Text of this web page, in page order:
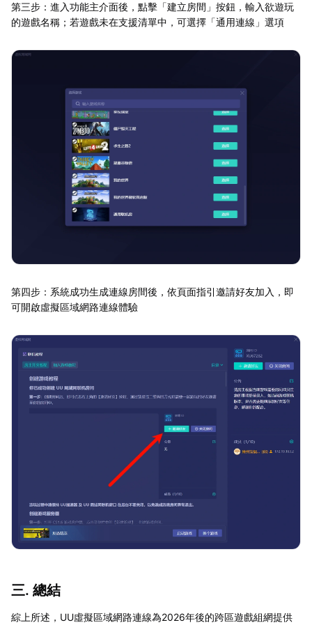
第三步：進入功能主介面後，點擊「建立房間」按鈕，輸入欲遊玩
的遊戲名稱；若遊戲未在支援清單中，可選擇「通用連線」選項
第四步：系統成功生成連線房間後，依頁面指引邀請好友加入，即
可開啟虛擬區域網路連線體驗
三. 總結
綜上所述，UU虛擬區域網路連線為2026年後的跨區遊戲組網提供